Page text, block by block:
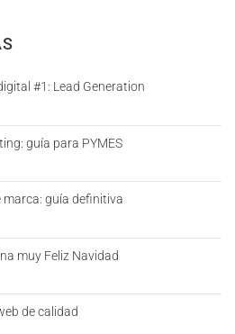
#1: Lead Generation
guía para PYMES
guía definitiva
muy Feliz Navidad
de calidad